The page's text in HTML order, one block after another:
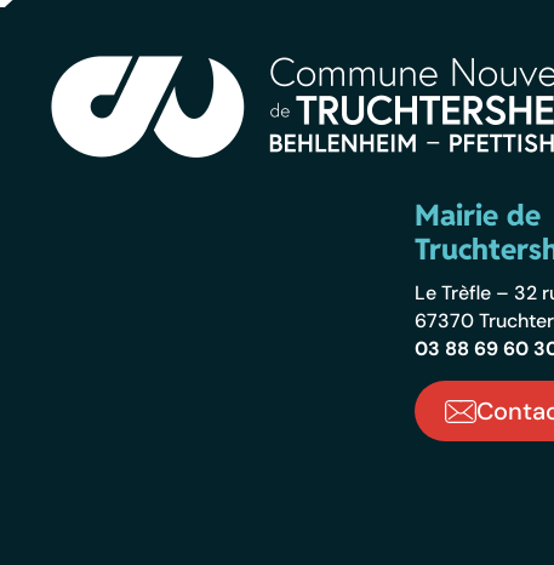
Mairie de
Le Trèfle – 32
67370
03 88 69 60